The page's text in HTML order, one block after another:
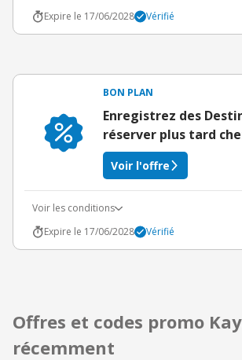
Expire le 17/06/2028
Vérifié
BON PLAN
Enregistrez des
réserver plus tard
Voir l'offre
Voir les conditions
Expire le 17/06/2028
Vérifié
Offres et codes promo
récemment